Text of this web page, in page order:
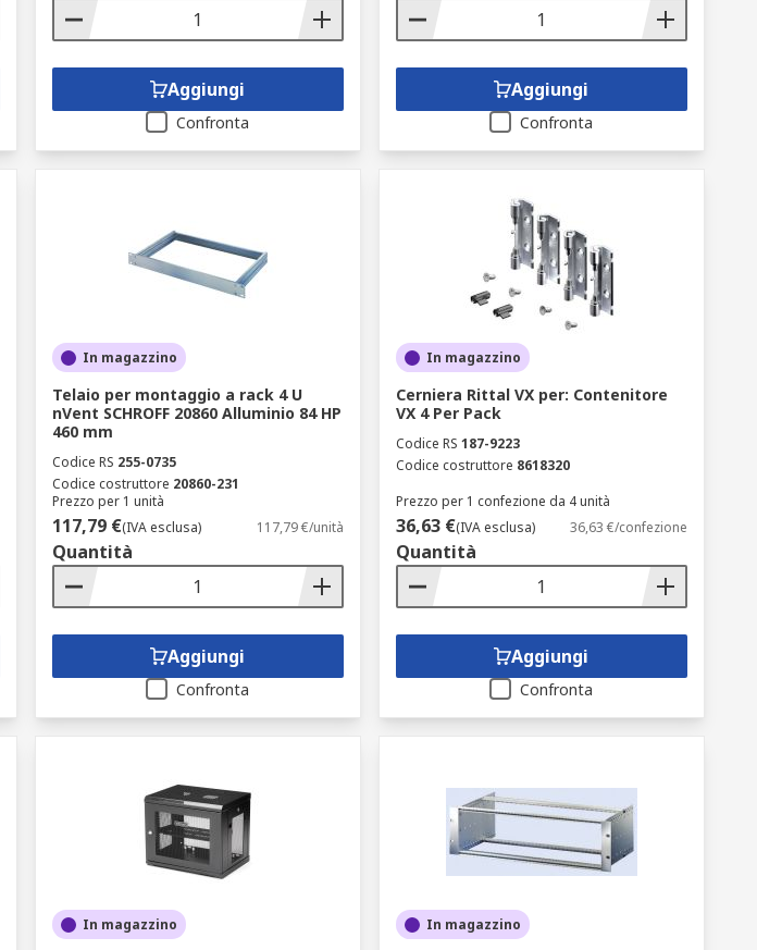
Aggiungi
Confronta
Aggiungi
Confronta
In magazzino
Telaio per montaggio a rack 4 U
nVent SCHROFF 20860 Alluminio 84 HP
460 mm
Codice RS 255-0735
Codice costruttore 20860-231
Prezzo per 1 unità
117,79 €(IVA esclusa) 117,79 €/unità
Quantità
Aggiungi
Confronta
In magazzino
Cerniera Rittal VX per: Contenitore
VX 4 Per Pack
Codice RS 187-9223
Codice costruttore 8618320
Prezzo per 1 confezione da 4 unità
36,63 €(IVA esclusa) 36,63 €/confezione
Quantità
Aggiungi
Confronta
In magazzino In magazzino